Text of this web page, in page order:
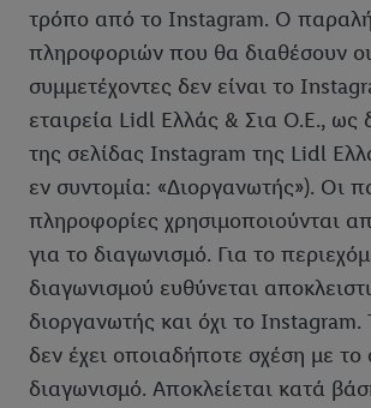
τρόπο από το Instagram. Ο
πληροφοριών που θα διαθέσουν οι
συμμετέχοντες δεν είναι το
εταιρεία Lidl Ελλάς & Σια Ο.Ε., ως
της σελίδας Instagram της Lidl
εν συντομία: «Διοργανωτής»). Οι
πληροφορίες χρησιμοποιούνται
για το διαγωνισμό. Για το
διαγωνισμού ευθύνεται
διοργανωτής και όχι το
δεν έχει οποιαδήποτε σχέση με το
διαγωνισμό. Αποκλείεται κατά